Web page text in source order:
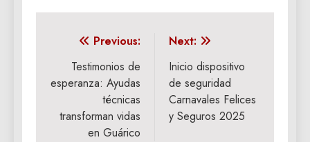
Navegación
entradas
Previous:
Testimonios de
esperanza: Ayudas
técnicas
transforman vidas
en Guárico
Next:
Inicio dispositivo
de seguridad
Carnavales Felices
y Seguros 2025